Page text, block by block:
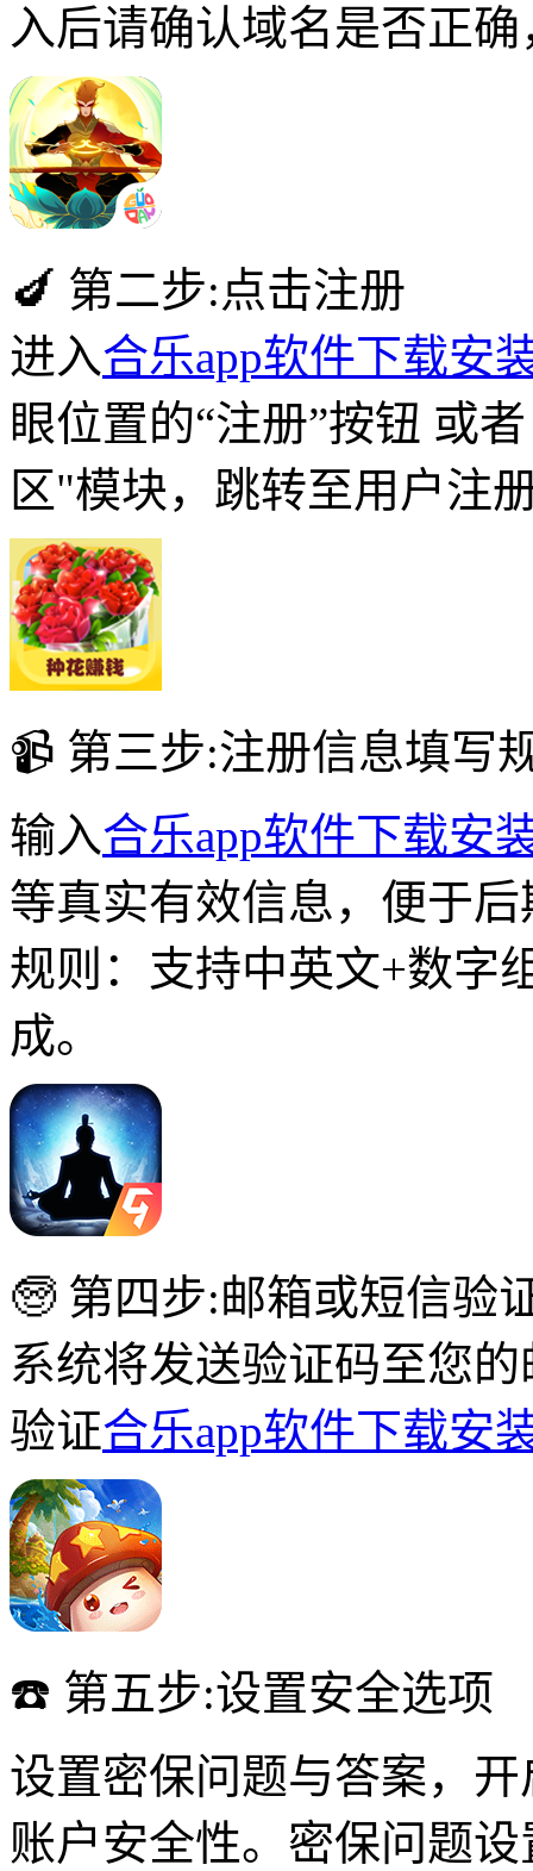
入后请确认域名是否正
🍆 第二步:点击注册
进入合乐app软件下载安
眼位置的“注册”按钮 或
区"模块，跳转至用户注
📹 第三步:注册信息填写
输入合乐app软件下载安
等真实有效信息，便于
规则：支持中英文+数字
成。
🧓 第四步:邮箱或短信验
系统将发送验证码至您
验证合乐app软件下载安
☎️ 第五步:设置安全选项
设置密保问题与答案，
账户安全性。密保问题